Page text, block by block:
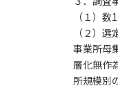
（１）
（２）選
事業所母
層化無作
所規模別